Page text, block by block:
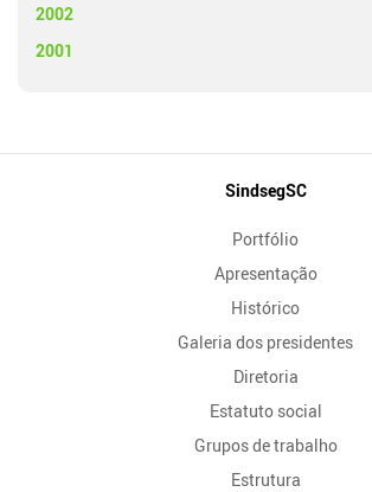
2002
2001
SindsegSC
Portfólio
Apresentação
Histórico
Galeria dos presidentes
Diretoria
Estatuto social
Grupos de trabalho
Estrutura